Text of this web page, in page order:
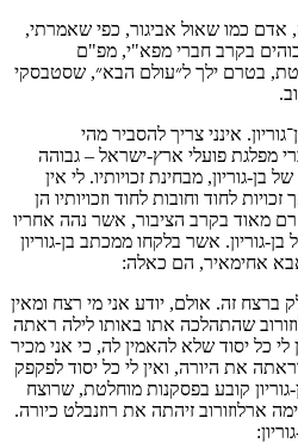
אדם כמו שאול אביגור, כפי שאמרתי,
בקרב חברי מפא"י, מפ"ם
בטרם ילך ל״עולם הבא״, שסטבסקי
אינני צריך להסביר מהי
מפלגת פועלי ארץ-ישראל – גבוהה
גוריון, מבחינת זכויותיו. לי אין
לחוד וחובות לחוד וזכויותיו הן
מאוד בקרב הציבור, אשר נהה אחריו
גוריון. אשר בלקחו ממכתב בן-גוריון
אחימאיר, הם כאלה:
ברצח זה. אולם, יודע אני מי רצח ומאין
שהתהלכה אתו באותו לילה ראתה
כל יסוד שלא להאמין לה, כי אני מכיר
את היורה, ואין לי כל יסוד לפקפק
קובע בפסקנות מוחלטת, שרוצח
ארלוזורוב זיהתה את רוזנבלט כיורה.